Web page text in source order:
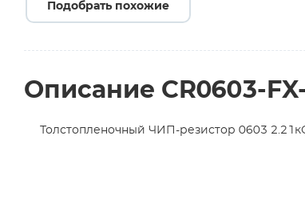
Подобрать похожие
Описание CR0603-
Толстопленочный ЧИП-резистор 0603